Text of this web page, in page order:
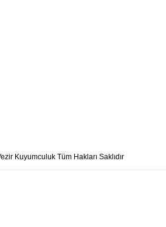
Kuyumculuk Tüm Hakları Saklıdır